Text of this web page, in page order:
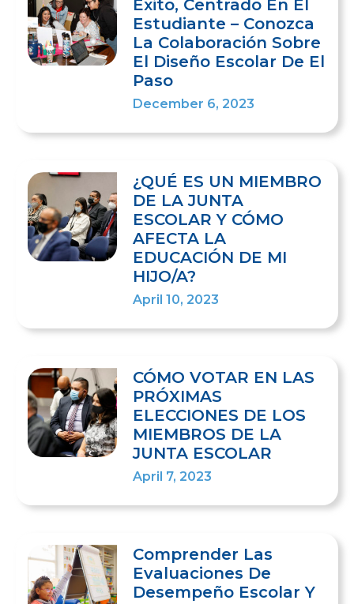
Éxito, Centrado En El
Estudiante – Conozca
La Colaboración Sobre
El Diseño Escolar De El
Paso
December 6, 2023
¿QUÉ ES UN MIEMBRO
DE LA JUNTA
ESCOLAR Y CÓMO
AFECTA LA
EDUCACIÓN DE MI
HIJO/A?
April 10, 2023
CÓMO VOTAR EN LAS
PRÓXIMAS
ELECCIONES DE LOS
MIEMBROS DE LA
JUNTA ESCOLAR
April 7, 2023
Comprender Las
Evaluaciones De
Desempeño Escolar Y